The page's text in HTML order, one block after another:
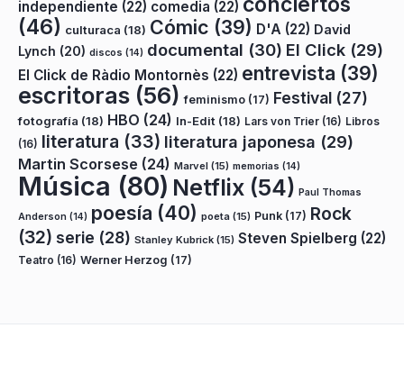
independiente (22) comedia (22)
(46) culturaca (18) Cómic (39) D'A (22) David
Lynch (20) discos (14) documental (30) El Click (29)
El Click de Ràdio Montornès (22) entrevista (39)
escritoras (56) feminismo (17) Festival (27)
fotografía (18) HBO (24) In-Edit (18) Lars von Trier (16) Libros
(16) literatura (33) literatura japonesa (29)
Martin Scorsese (24) Marvel (15) memorias (14)
Música (80) Netflix (54) Paul Thomas
Anderson (14) poesía (40) poeta (15) Punk (17) Rock
(32) serie (28) Stanley Kubrick (15) Steven Spielberg (22)
Teatro (16) Werner Herzog (17)